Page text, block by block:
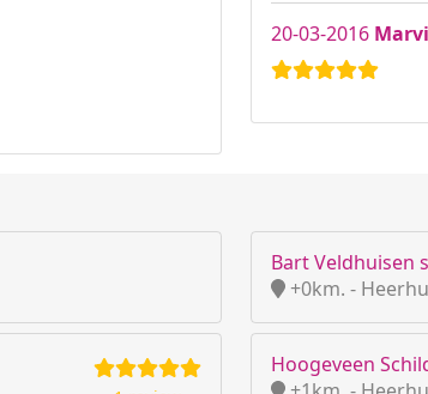
20-03-2016
Bart Veldhuisen
+0km. -
Hoogeveen